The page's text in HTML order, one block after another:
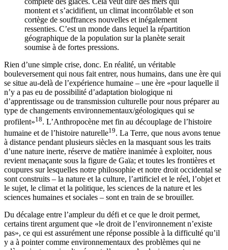
montent et s’acidifient, un climat incontrôlable et son
cortège de souffrances nouvelles et inégalement
ressenties. C’est un monde dans lequel la répartition
géographique de la population sur la planète serait
soumise à de fortes pressions.
Rien d’une simple crise, donc. En réalité, un véritable
bouleversement qui nous fait entrer, nous humains, dans une ère qui
se situe au-delà de l’expérience humaine – une ère «pour laquelle il
n’y a pas eu de possibilité d’adaptation biologique ni
d’apprentissage ou de transmission culturelle pour nous préparer au
type de changements environnementaux/géologiques qui se
profilent»18. L’Anthropocène met fin au découplage de l’histoire
humaine et de l’histoire naturelle19. La Terre, que nous avons tenue
à distance pendant plusieurs siècles en la masquant sous les traits
d’une nature inerte, réserve de matière inanimée à exploiter, nous
revient menaçante sous la figure de Gaïa; et toutes les frontières et
coupures sur lesquelles notre philosophie et notre droit occidental se
sont construits – la nature et la culture, l’artificiel et le réel, l’objet et
le sujet, le climat et la politique, les sciences de la nature et les
sciences humaines et sociales – sont en train de se brouiller.
Du décalage entre l’ampleur du défi et ce que le droit permet,
certains tirent argument que «le droit de l’environnement n’existe
pas», ce qui est assurément une réponse possible à la difficulté qu’il
y a à pointer comme environnementaux des problèmes qui ne